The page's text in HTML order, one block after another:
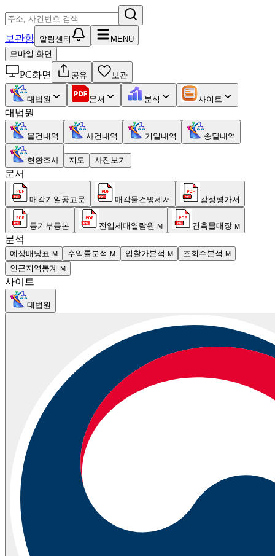
보관함 알림센터
MENU
모바일 화면
PC화면 공유 보관
대법원 문서 분석 사이트
대법원
물건내역 사건내역 기일내역 송달내역
현황조사 지도 사진보기
문서
매각기일공고문 매각물건명세서 감정평가서
등기부등본 전입세대열람원 M 건축물대장 M
분석
예상배당표 M 수익률분석 M 입찰가분석 M 조회수분석 M
인근지역통계 M
사이트
대법원